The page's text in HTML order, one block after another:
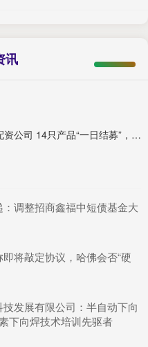
讯
全国最大的配资公司 14只产品“一日结募”，科创债ETF再现“日光”
调整招商鑫福中短债基金大
将敲定协议，哈佛会否“硬
发展有限公司：半自动下向
下向焊技术培训先驱者